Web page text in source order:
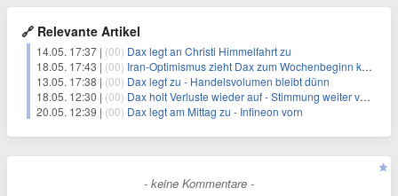
🔗 Relevante Artikel
14.05. 17:37 | (00) Dax legt an Christi Himmelfahrt zu
18.05. 17:43 | (00) Iran-Optimismus zieht Dax zum Wochenbeginn klar ins Plus
13.05. 17:38 | (00) Dax legt zu - Handelsvolumen bleibt dünn
18.05. 12:30 | (00) Dax holt Verluste wieder auf - Stimmung weiter von Skepsis geprägt
20.05. 12:39 | (00) Dax legt am Mittag zu - Infineon vorn
- keine Kommentare -